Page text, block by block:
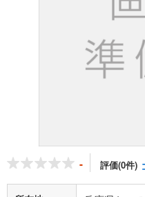
- 評価(0件)